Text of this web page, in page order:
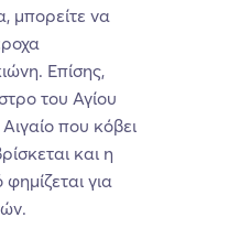
μπορείτε να
Επίσης,
του Αγίου
που κόβει
και η
για